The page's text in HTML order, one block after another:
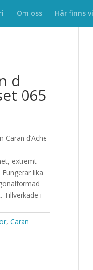
Om oss Här finns vi
d
065
Caran d’Ache
extremt
lika
Tillverkade i
,Caran